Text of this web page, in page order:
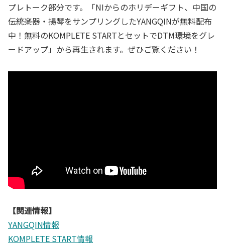
プレトーク部分です。「NIからのホリデーギフト、中国の
伝統楽器・揚琴をサンプリングしたYANGQINが無料配布
中！無料のKOMPLETE STARTとセットでDTM環境をグレ
ードアップ」から再生されます。ぜひご覧ください！
【関連情報】
YANGQIN情報
KOMPLETE START情報